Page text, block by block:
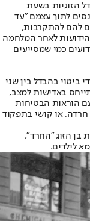
הזוגיות בשעת
לתוך עצמם "עד
להם להתקרבות,
הידועות לאחר המלחמה
כמי שמסייעים
ביטוי בהבדל בין שני
באדישות למצב,
הוראות הבטיחות
או קושי בתפקוד
בן הזוג "החרד",
לילדים.